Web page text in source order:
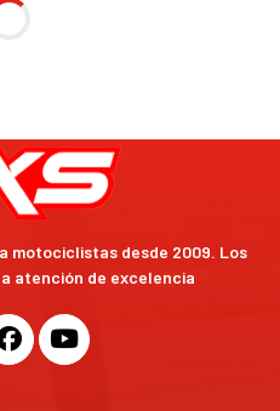
motociclistas desde 2009. Los
atención de excelencia